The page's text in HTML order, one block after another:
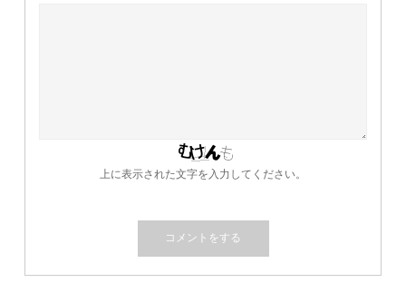
上に表示された文字を入力してください。